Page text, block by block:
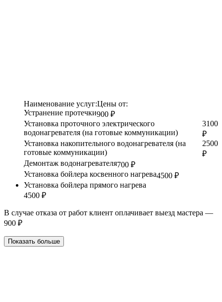
Наименование услуг:Цены от:
Устранение протечки900 ₽
Установка проточного электрического
водонагревателя (на готовые коммуникации)
3100
₽
Установка накопительного водонагревателя (на
готовые коммуникации)
2500
₽
Демонтаж водонагревателя700 ₽
Установка бойлера косвенного нагрева4500 ₽
Установка бойлера прямого нагрева
4500 ₽
В случае отказа от работ клиент оплачивает выезд мастера —
900 ₽
Показать больше